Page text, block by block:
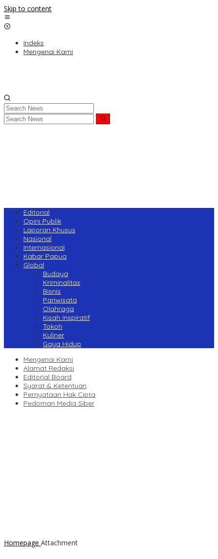
Skip to content
Indeks
Mengenai Kami
Editorial
Opini Publik
Laporan Khusus
Nasional
Internasional
Kabar Papua
Global
Budaya
Kriminalitas
Bisnis
Pariwisata
Olahraga
Kisah Inspiratif
Tokoh
Kuliner
Gaya Hidup
Mengenai Kami
Alamat Redaksi
Editorial Board
Syarat & Ketentuan
Pernyataan Hak Cipta
Pedoman Media Siber
Homepage Attachment